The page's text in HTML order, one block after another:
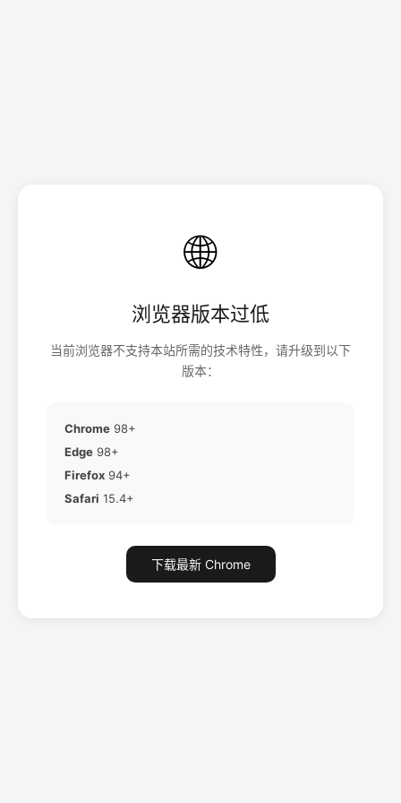
🌐
浏览器版本过低
当前浏览器不支持本站所需的技术特性，请升级到以下
版本：
Chrome 98+
Edge 98+
Firefox 94+
Safari 15.4+
下载最新 Chrome